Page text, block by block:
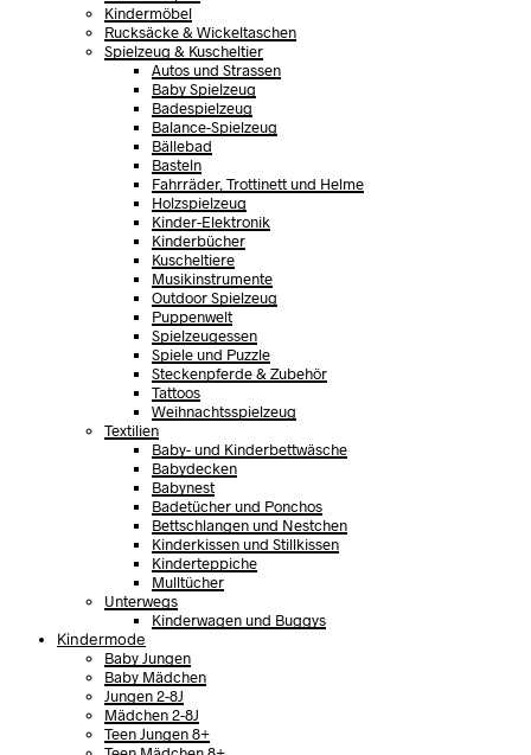
Kindermöbel
Rucksäcke & Wickeltaschen
Spielzeug & Kuscheltier
Autos und Strassen
Baby Spielzeug
Badespielzeug
Balance-Spielzeug
Bällebad
Basteln
Fahrräder, Trottinett und Helme
Holzspielzeug
Kinder-Elektronik
Kinderbücher
Kuscheltiere
Musikinstrumente
Outdoor Spielzeug
Puppenwelt
Spielzeugessen
Spiele und Puzzle
Steckenpferde & Zubehör
Tattoos
Weihnachtsspielzeug
Textilien
Baby- und Kinderbettwäsche
Babydecken
Babynest
Badetücher und Ponchos
Bettschlangen und Nestchen
Kinderkissen und Stillkissen
Kinderteppiche
Mulltücher
Unterwegs
Kinderwagen und Buggys
Kindermode
Baby Jungen
Baby Mädchen
Jungen 2-8J
Mädchen 2-8J
Teen Jungen 8+